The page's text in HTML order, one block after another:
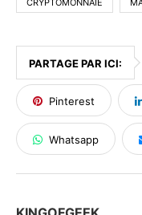
CRYPTOMONNAIE
PARTAGE PAR ICI:
Pinterest
Whatsapp